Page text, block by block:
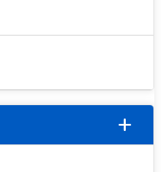
add